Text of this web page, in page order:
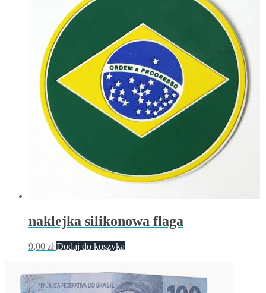
naklejka silikonowa flaga
9,00 zł Dodaj do koszyka